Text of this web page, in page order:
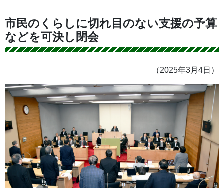
市民のくらしに切れ目のない支援の予算
などを可決し閉会
（2025年3月4日）